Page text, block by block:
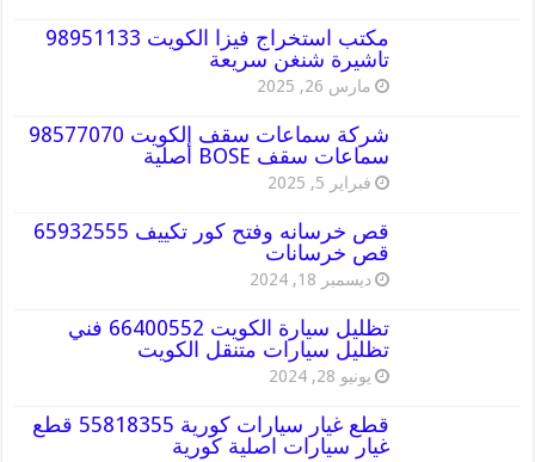
مكتب استخراج فيزا الكويت 98951133
تاشيرة شنغن سريعة
مارس 26, 2025
شركة سماعات سقف الكويت 98577070
سماعات سقف BOSE أصلية
فبراير 5, 2025
قص خرسانه وفتح كور تكييف 65932555
قص خرسانات
ديسمبر 18, 2024
تظليل سيارة الكويت 66400552 فني
تظليل سيارات متنقل الكويت
يونيو 28, 2024
قطع غيار سيارات كورية 55818355 قطع
غيار سيارات اصلية كورية